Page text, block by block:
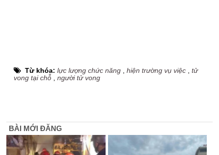
Từ khóa:lực lượng chức năng ,hiện trường vụ việc ,tử
vong tại chỗ ,người tử vong
BÀI MỚI ĐĂNG